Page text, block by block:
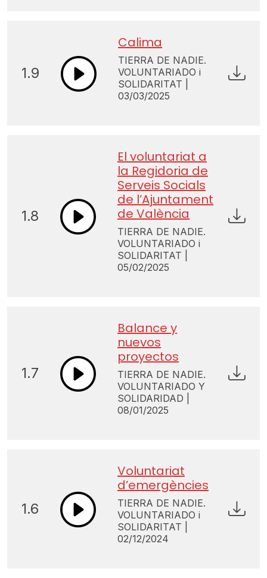
1.9
Calima
TIERRA DE NADIE.
VOLUNTARIADO i
SOLIDARITAT |
03/03/2025
1.8
El voluntariat a
la Regidoria de
Serveis Socials
de l’Ajuntament
de València
TIERRA DE NADIE.
VOLUNTARIADO i
SOLIDARITAT |
05/02/2025
1.7
Balance y
nuevos
proyectos
TIERRA DE NADIE.
VOLUNTARIADO Y
SOLIDARIDAD |
08/01/2025
1.6
Voluntariat
d’emergències
TIERRA DE NADIE.
VOLUNTARIADO i
SOLIDARITAT |
02/12/2024